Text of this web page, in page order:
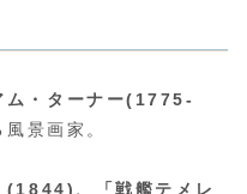
ム・ターナー(1775-
景画家。
(1844)、「戦艦テメレ